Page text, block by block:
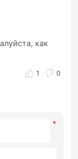
как
1 0